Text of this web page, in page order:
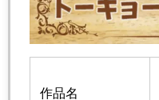
作品名